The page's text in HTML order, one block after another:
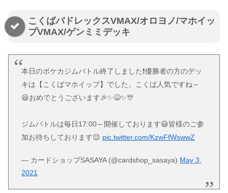
こくばバドレックスVMAX/オロヨノ/マホイッ
プVMAX/ゲンミミデッキ
本日のポケカジムバトル終了しました❗優勝者の方のデッ
キは【こくばマホイップ】でした。こくば人気ですね～
😃おめでとうございます🎉✨😆✨🎊
ジムバトルは毎日17:00～開催しております😃皆様のご参
加お待ちしております😉 pic.twitter.com/KzwFfWswwZ
— カードショップSASAYA (@cardshop_sasaya) May 3,
2021